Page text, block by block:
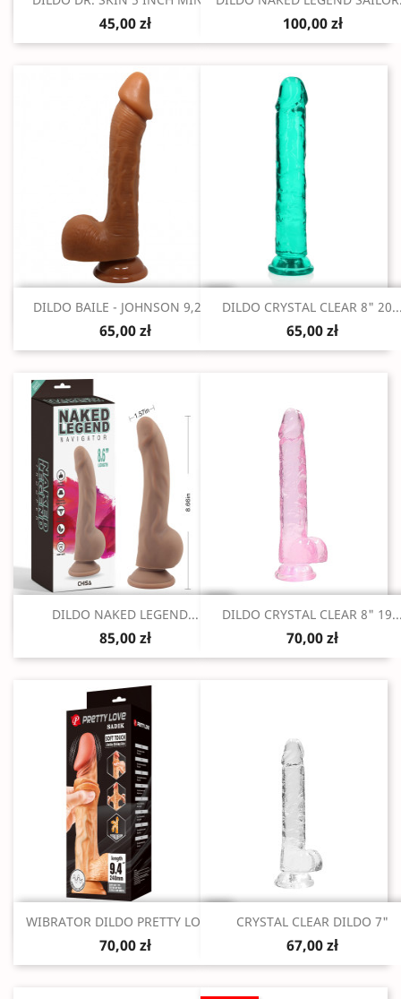
45,00 zł 100,00 zł
Szybki podgląd
DILDO BAILE - JOHNSON 9,2"...
65,00 zł
Szybki podgląd
DILDO CRYSTAL CLEAR 8"
65,00 zł
Szybki podgląd
DILDO NAKED LEGEND...
85,00 zł
Szybki podgląd
DILDO CRYSTAL CLEAR 8"
70,00 zł
Szybki podgląd
WIBRATOR DILDO PRETTY LOVE...
70,00 zł
Szybki podgląd
CRYSTAL CLEAR DILDO 7"
67,00 zł